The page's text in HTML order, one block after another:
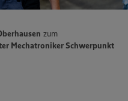
zum
Mechatroniker Schwerpunkt